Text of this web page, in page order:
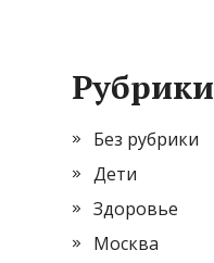
Рубрики
Без рубрики
Дети
Здоровье
Москва